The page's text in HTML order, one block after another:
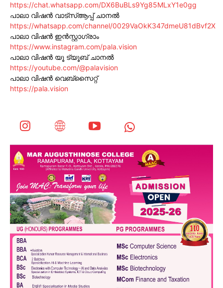
https://chat.whatsapp.com/DX6BuBLs9Yg85MLxY1e0gg
പാലാ വിഷൻ വാട്സ്ആപ്പ് ചാനൽ
https://whatsapp.com/channel/0029VaOkK347dmeU81dBvf2X
പാലാ വിഷൻ ഇൻസ്റ്റാഗ്രാം
https://www.instagram.com/pala.vision
പാലാ വിഷൻ യൂ ട്യൂബ് ചാനൽ
https://youtube.com/@palavision
പാലാ വിഷൻ വെബ്സൈറ്റ്
https://pala.vision